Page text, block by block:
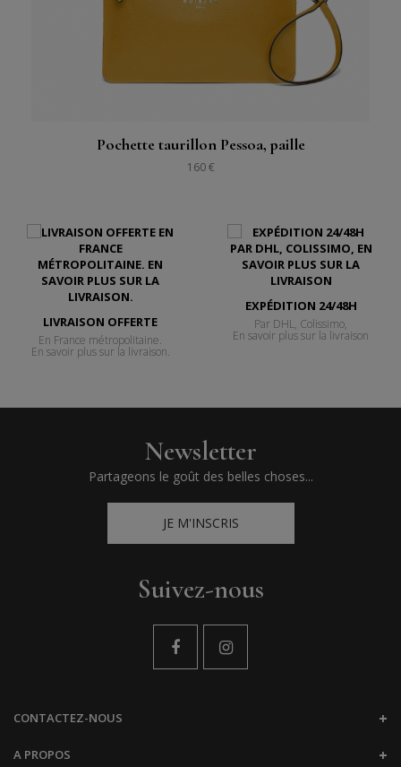
Pochette taurillon Pessoa, paille
160 €
LIVRAISON OFFERTE
En France métropolitaine.
En savoir plus sur la livraison.
EXPÉDITION 24/48H
Par DHL, Colissimo,
En savoir plus sur la livraison
Newsletter
Partageons le goût des belles choses...
JE M'INSCRIS
Suivez-nous
CONTACTEZ-NOUS
A PROPOS